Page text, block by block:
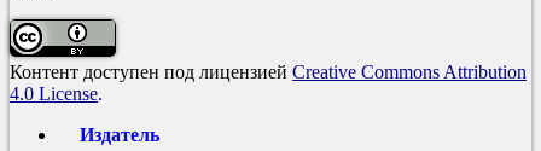
Контент доступен под лицензией Creative Commons Attribution
4.0 License.
Издатель